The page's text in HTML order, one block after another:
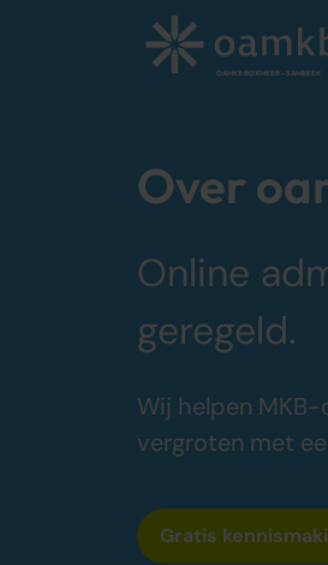
OAMKB BOXMEER – SAMBEEK
Over
Online
geregeld.
Wij helpen
vergroten met
Gratis
Diensten
Online
Altijd inzicht, vaste
Belastingadvies
Accountancy
Zekerheid bij